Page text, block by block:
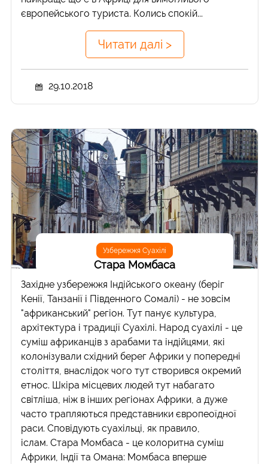
європейського туриста. Колись спокій...
Читати далі >
29.10.2018
Узбережжя Суахілі
Стара Момбаса
Західне узбережжя Індійського океану (беріг
Кенії, Танзанії і Південного Сомалі) - не зовсім
"африканський" регіон. Тут панує культура,
архітектура і традиції Суахілі. Народ суахілі - це
суміш африканців з арабами та індійцями, які
колонізували східний берег Африки у попередні
століття, внаслідок чого тут створився окремий
етнос. Шкіра місцевих людей тут набагато
світліша, ніж в інших регіонах Африки, а дуже
часто трапляються представники європеоїдної
раси. Сповідують суахільці, як правило,
іслам. Стара Момбаса - це колоритна суміш
Африки, Індії та Омана: Момбаса вперше